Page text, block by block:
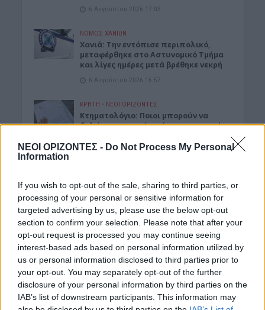
ΝΕΟΙ ΟΡΙΖΟΝΤΕΣ - Do Not Process My Personal
Information
If you wish to opt-out of the sale, sharing to third parties, or
processing of your personal or sensitive information for
targeted advertising by us, please use the below opt-out
section to confirm your selection. Please note that after your
opt-out request is processed you may continue seeing
interest-based ads based on personal information utilized by
us or personal information disclosed to third parties prior to
your opt-out. You may separately opt-out of the further
disclosure of your personal information by third parties on the
IAB’s list of downstream participants. This information may
6 Αυγούστου 2026 17:03
ΝΟΜΌΣ ΧΑΝΊΩΝ
Χανιά: Την εντόπισε περιπολικό,
μεταφέρθηκε στο Αστυνομικό Τμήμα
και λίγες ημέρες μετά βρέθηκε νεκρή
6 Αυγούστου 2026 16:57
ΚΡΗΤΗ • ΝΕΟΙ ΟΡΙΖΟΝΤΕΣ
Κτηματολόγιο: Ποιοι μπορούν να
δηλώσουν το ακίνητό τους και μετά
6 Αυγούστου 2026 16:53
Χιροσίμα: 81 χρόνια από τον πυρηνικό
όλεθρο που άλλαξε την
ανθρωπότητα
6 Αυγούστου 2026 09:42
ΕΝΔΙΑΦΕΡΟΝΤΑ
Tα ζώδια της Πέμπτης 6 Αυγούστου
6 Αυγούστου 2026 08:06
Δημοφιλή αυτή την εβδομάδα